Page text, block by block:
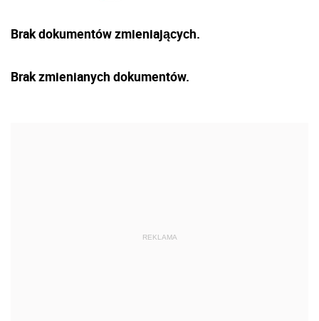
Brak dokumentów zmieniających.
Brak zmienianych dokumentów.